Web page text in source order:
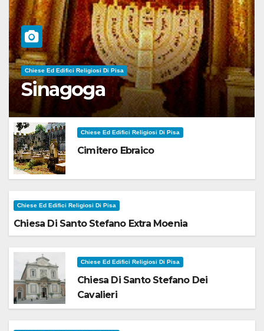
Chiese Ed Edifici Religiosi Di Pisa
Sinagoga
Chiese Ed Edifici Religiosi Di Pisa
Cimitero Ebraico
Chiese Ed Edifici Religiosi Di Pisa
Chiesa Di Santo Stefano Extra Moenia
Chiese Ed Edifici Religiosi Di Pisa
Chiesa Di Santo Stefano Dei
Cavalieri